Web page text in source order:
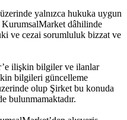
yalnızca hukuka uygun
dâhilinde
ve cezai sorumluluk bizzat ve
ilişkin bilgiler ve ilanlar
bilgileri güncelleme
olup Şirket bu konuda
bulunmamaktadır.